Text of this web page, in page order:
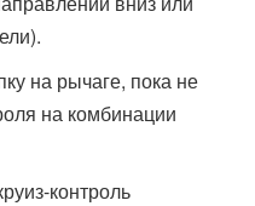
на рычаге, пока не
на комбинации
контроль